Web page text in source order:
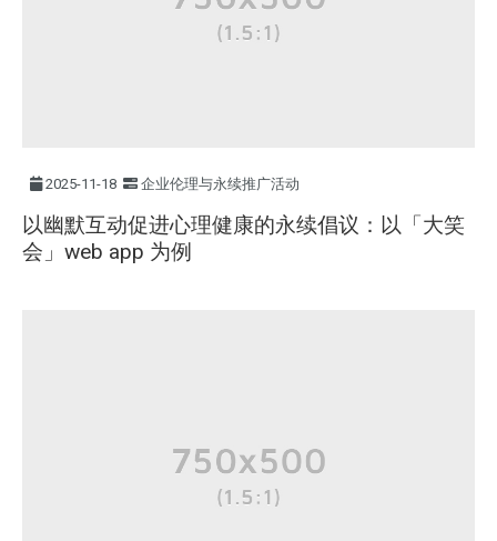
2025-11-18 企业伦理与永续推广活动
以幽默互动促进心理健康的永续倡议：以「大笑
会」web app 为例